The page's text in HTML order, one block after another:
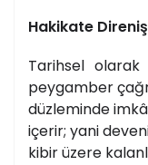
Hakikate
Tarihsel
peygamber
düzleminde
içerir; yani
kibir üzere